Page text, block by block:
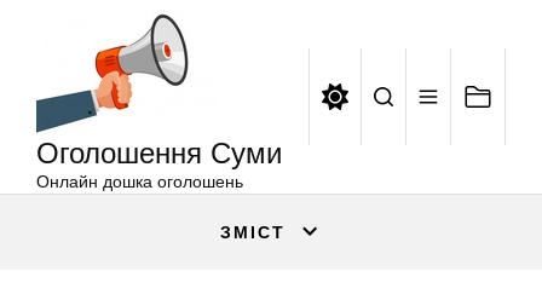
Оголошення Суми
Онлайн дошка оголошень
ЗМІСТ